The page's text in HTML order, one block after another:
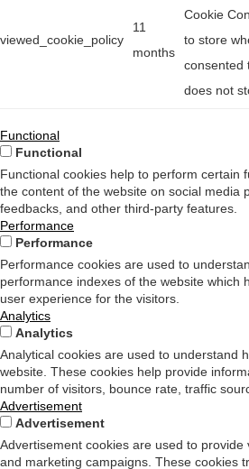
viewed_cookie_policy
11
months
Cookie
to store
consented
does not
Functional
Functional
Functional cookies help to perform certain
the content of the website on social media
feedbacks, and other third-party features.
Performance
Performance
Performance cookies are used to
performance indexes of the website which
user experience for the visitors.
Analytics
Analytics
Analytical cookies are used to understand
website. These cookies help provide
number of visitors, bounce rate, traffic
Advertisement
Advertisement
Advertisement cookies are used to provide
and marketing campaigns. These cookies